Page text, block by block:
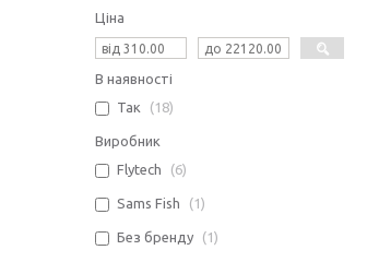
Ціна
В наявності
Так
18
Виробник
Flytech
6
Sams Fish 1
Без бренду 1